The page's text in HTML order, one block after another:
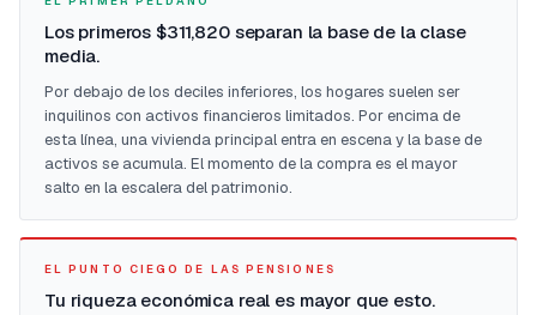
Los primeros $311,820 separan la base de la clase
media.
Por debajo de los deciles inferiores, los hogares suelen ser
inquilinos con activos financieros limitados. Por encima de
esta línea, una vivienda principal entra en escena y la base de
activos se acumula. El momento de la compra es el mayor
salto en la escalera del patrimonio.
EL PUNTO CIEGO DE LAS PENSIONES
Tu riqueza económica real es mayor que esto.